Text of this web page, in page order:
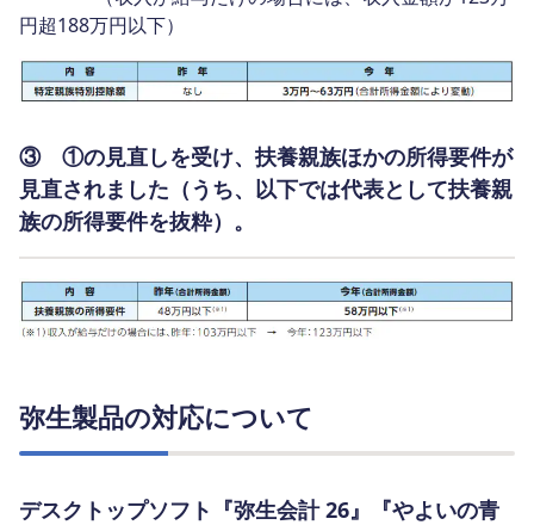
円超188万円以下）
③ ①の見直しを受け、扶養親族ほかの所得要件が
見直されました（うち、以下では代表として扶養親
族の所得要件を抜粋）。
弥生製品の対応について
デスクトップソフト『弥生会計 26』『やよいの青